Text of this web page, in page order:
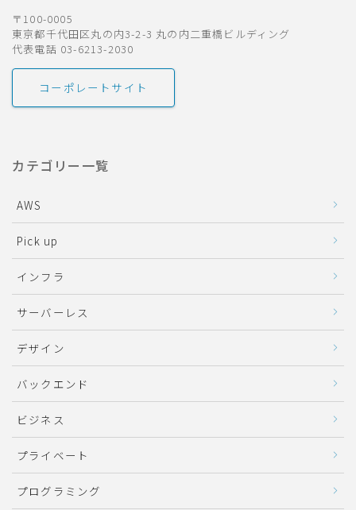
〒100-0005
東京都千代田区丸の内3-2-3 丸の内二重橋ビルディング
代表電話 03-6213-2030
コーポレートサイト
カテゴリー一覧
AWS
Pick up
インフラ
サーバーレス
デザイン
バックエンド
ビジネス
プライベート
プログラミング